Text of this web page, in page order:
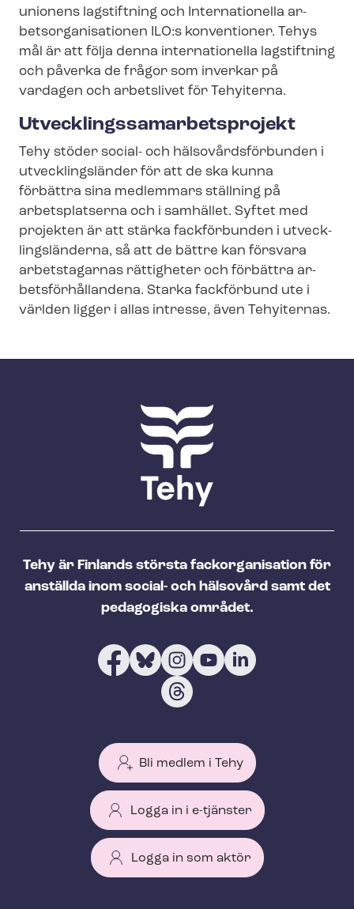
unionens lagstiftning och Internationella ar­
bets­or­ga­ni­sa­tio­nen ILO:s konventioner. Tehys
mål är att följa denna internationella lagstiftning
och påverka de frågor som inverkar på
vardagen och arbetslivet för Tehyiterna.
Ut­veck­lings­sam­ar­bets­pro­jekt
Tehy stöder social- och häl­so­vårds­för­bun­den i
utvecklingsländer för att de ska kunna
förbättra sina medlemmars ställning på
arbetsplatserna och i samhället. Syftet med
projekten är att stärka fackförbunden i ut­veck­
lings­län­der­na, så att de bättre kan försvara
arbetstagarnas rättigheter och förbättra ar­
bets­för­hål­lan­de­na. Starka fackförbund ute i
världen ligger i allas intresse, även Tehyiternas.
Tehy är Finlands största fackorganisation för
anställda inom social- och hälsovård samt det
pedagogiska området.
Bli medlem i Tehy
Logga in i e-tjänster
Logga in som aktör